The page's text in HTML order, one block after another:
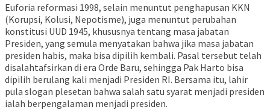
Euforia reformasi 1998, selain menuntut penghapusan KKN
(Korupsi, Kolusi, Nepotisme), juga menuntut perubahan
konstitusi UUD 1945, khususnya tentang masa jabatan
Presiden, yang semula menyatakan bahwa jika masa jabatan
presiden habis, maka bisa dipilih kembali. Pasal tersebut telah
disalahtafsirkan di era Orde Baru, sehingga Pak Harto bisa
dipilih berulang kali menjadi Presiden RI. Bersama itu, lahir
pula slogan plesetan bahwa salah satu syarat menjadi presiden
ialah berpengalaman menjadi presiden.